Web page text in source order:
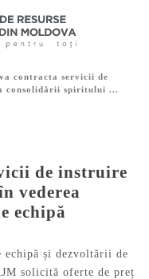
contracta servicii de
consolidării spiritului ...
de instruire
vederea
echipă
și dezvoltării de
solicită oferte de preț